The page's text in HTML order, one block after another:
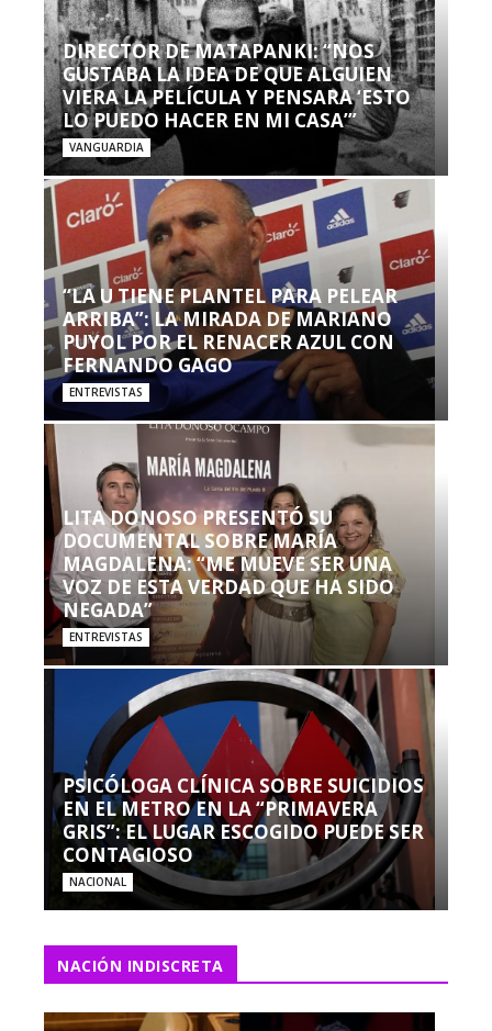
DIRECTOR DE MATAPANKI: “NOS
GUSTABA LA IDEA DE QUE ALGUIEN
VIERA LA PELÍCULA Y PENSARA ‘ESTO
LO PUEDO HACER EN MI CASA’”
VANGUARDIA
“LA U TIENE PLANTEL PARA PELEAR
ARRIBA”: LA MIRADA DE MARIANO
PUYOL POR EL RENACER AZUL CON
FERNANDO GAGO
ENTREVISTAS
LITA DONOSO PRESENTÓ SU
DOCUMENTAL SOBRE MARÍA
MAGDALENA: “ME MUEVE SER UNA
VOZ DE ESTA VERDAD QUE HA SIDO
NEGADA”
ENTREVISTAS
PSICÓLOGA CLÍNICA SOBRE SUICIDIOS
EN EL METRO EN LA “PRIMAVERA
GRIS”: EL LUGAR ESCOGIDO PUEDE SER
CONTAGIOSO
NACIONAL
NACIÓN INDISCRETA